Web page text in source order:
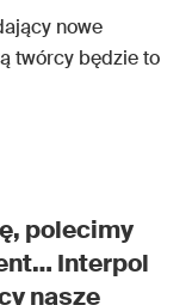
nowe
twórcy będzie to
polecimy
Interpol
nasze